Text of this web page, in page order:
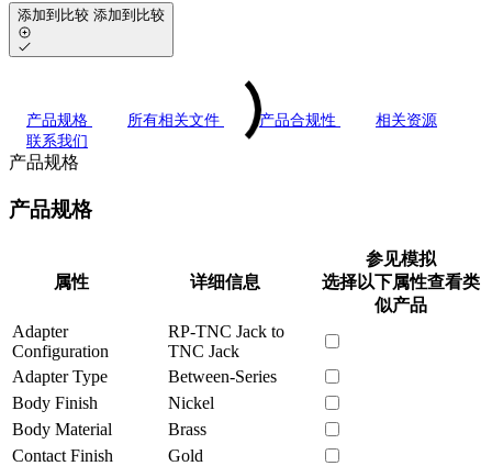
添加到比较 添加到比较
产品规格 所有相关文件 产品合规性
相关资源
联系我们
产品规格
产品规格
属性 详细信息
参见模拟
选择以下属性查看类
似产品
Adapter
Configuration
RP-TNC Jack to
TNC Jack
Adapter Type
Between-Series
Body Finish
Nickel
Body Material
Brass
Contact Finish
Gold